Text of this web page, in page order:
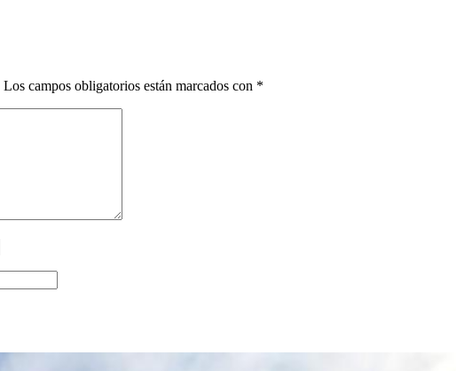
Los campos obligatorios están marcados con *